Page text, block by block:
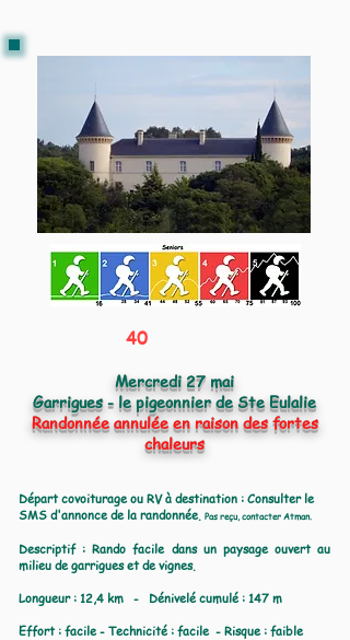
40
Mercredi 27 mai
Garrigues - le pigeonnier de Ste Eulalie
Randonnée annulée en raison des fortes
chaleurs
Départ covoiturage ou RV à destination : Consulter le
SMS d'annonce de la randonnée. Pas reçu, contacter Atman.
Descriptif : Rando facile dans un paysage ouvert au
milieu de garrigues et de vignes.
Longueur : 12,4 km - Dénivelé cumulé : 147 m
Effort : facile - Technicité : facile - Risque : faible